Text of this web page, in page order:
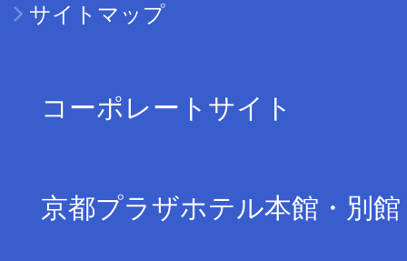
サイトマップ
コーポレートサイト
京都プラザホテル本館・別館